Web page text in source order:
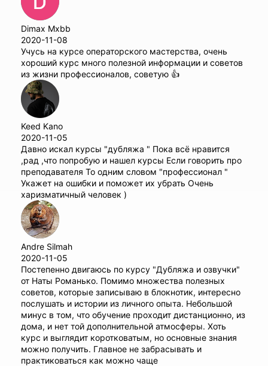
Dimax Mxbb
2020-11-08
Учусь на курсе операторского мастерства, очень
хороший курс много полезной информации и советов
из жизни профессионалов, советую 👍
Keed Kano
2020-11-05
Давно искал курсы "дубляжа " Пока всё нравится
,рад ,что попробую и нашел курсы Если говорить про
преподавателя То одним словом "профессионал "
Укажет на ошибки и поможет их убрать Очень
харизматичный человек )
Andre Silmah
2020-11-05
Постепенно двигаюсь по курсу "Дубляжа и озвучки"
от Наты Романько. Помимо множества полезных
советов, которые записываю в блокнотик, интересно
послушать и истории из личного опыта. Небольшой
минус в том, что обучение проходит дистанционно, из
дома, и нет той дополнительной атмосферы. Хоть
курс и выглядит коротковатым, но основные знания
можно получить. Главное не забрасывать и
практиковаться как можно чаще